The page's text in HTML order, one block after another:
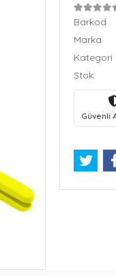
Barkod
Marka
Kategori
Stok
Güvenli